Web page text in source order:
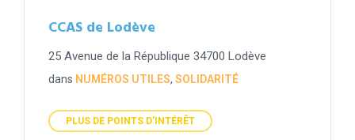
CCAS de Lodève
25 Avenue de la République 34700 Lodève
dans NUMÉROS UTILES, SOLIDARITÉ
PLUS DE POINTS D'INTÉRÊT